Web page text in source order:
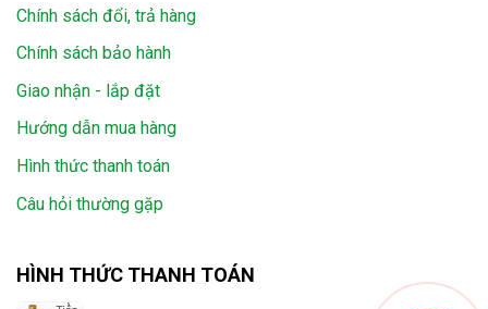
Chính sách đổi, trả hàng
Chính sách bảo hành
Giao nhận - lắp đặt
Hướng dẫn mua hàng
Hình thức thanh toán
Câu hỏi thường gặp
HÌNH THỨC THANH TOÁN